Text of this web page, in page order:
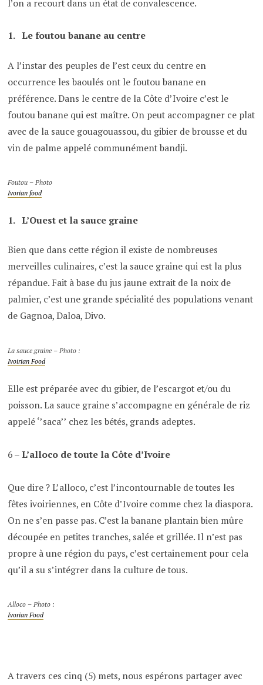
l’on a recourt dans un état de convalescence.
Le foutou banane au centre
A l’instar des peuples de l’est ceux du centre en
occurrence les baoulés ont le foutou banane en
préférence. Dans le centre de la Côte d’Ivoire c’est le
foutou banane qui est maître. On peut accompagner ce plat
avec de la sauce gouagouassou, du gibier de brousse et du
vin de palme appelé communément bandji.
Foutou – Photo
Ivorian food
L’Ouest et la sauce graine
Bien que dans cette région il existe de nombreuses
merveilles culinaires, c’est la sauce graine qui est la plus
répandue. Fait à base du jus jaune extrait de la noix de
palmier, c’est une grande spécialité des populations venant
de Gagnoa, Daloa, Divo.
La sauce graine – Photo :
Ivoirian Food
Elle est préparée avec du gibier, de l’escargot et/ou du
poisson. La sauce graine s’accompagne en générale de riz
appelé ‘’saca’’ chez les bétés, grands adeptes.
6 –L’alloco de toute la Côte d’Ivoire
Que dire ? L’alloco, c’est l’incontournable de toutes les
fêtes ivoiriennes, en Côte d’Ivoire comme chez la diaspora.
On ne s’en passe pas. C’est la banane plantain bien mûre
découpée en petites tranches, salée et grillée. Il n’est pas
propre à une région du pays, c’est certainement pour cela
qu’il a su s’intégrer dans la culture de tous.
Alloco – Photo :
Ivorian Food
A travers ces cinq (5) mets, nous espérons partager avec